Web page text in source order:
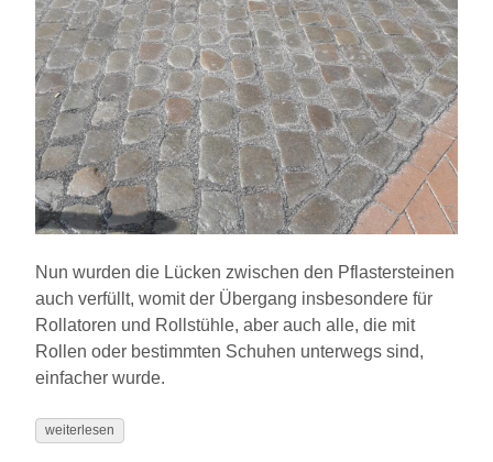
Nun wurden die Lücken zwischen den Pflastersteinen
auch verfüllt, womit der Übergang insbesondere für
Rollatoren und Rollstühle, aber auch alle, die mit
Rollen oder bestimmten Schuhen unterwegs sind,
einfacher wurde.
weiterlesen